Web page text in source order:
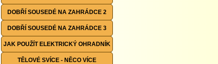
DOBŘÍ SOUSEDÉ NA ZAHRÁDCE 2
DOBŘÍ SOUSEDÉ NA ZAHRÁDCE 3
JAK POUŽÍT ELEKTRICKÝ OHRADNÍK
TĚLOVÉ SVÍCE - NĚCO VÍCE